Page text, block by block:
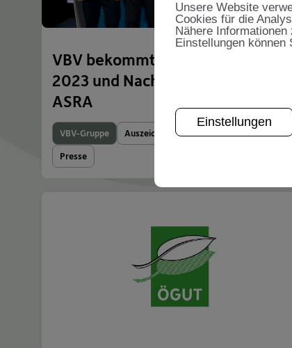
VBV bekommt IPE Country Award
2023 und Nachhaltigkeitspreis
ASRA
VBV-Gruppe Auszeichnung
Nachhaltigkeit
Presse
Unsere Website
Cookies für die
Nähere
Einstellungen
Einstellungen